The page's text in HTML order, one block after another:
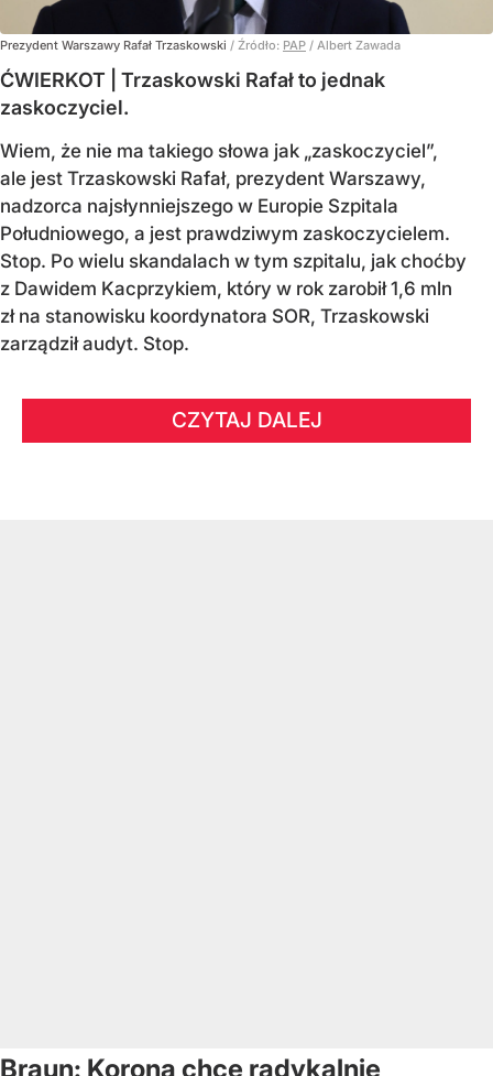
Prezydent Warszawy Rafał Trzaskowski / Źródło: PAP / Albert Zawada
ĆWIERKOT | Trzaskowski Rafał to jednak
zaskoczyciel.
Wiem, że nie ma takiego słowa jak „zaskoczyciel”,
ale jest Trzaskowski Rafał, prezydent Warszawy,
nadzorca najsłynniejszego w Europie Szpitala
Południowego, a jest prawdziwym zaskoczycielem.
Stop. Po wielu skandalach w tym szpitalu, jak choćby
z Dawidem Kacprzykiem, który w rok zarobił 1,6 mln
zł na stanowisku koordynatora SOR, Trzaskowski
zarządził audyt. Stop.
CZYTAJ DALEJ
Braun: Korona chce radykalnie